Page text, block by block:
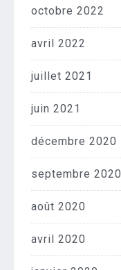
octobre 2022
avril 2022
juillet 2021
juin 2021
décembre 2020
septembre 2020
août 2020
avril 2020